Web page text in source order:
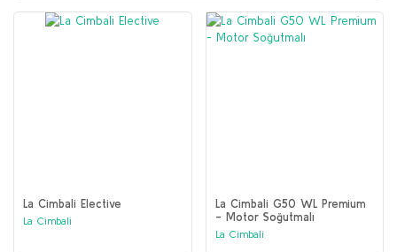
La Cimbali Elective
La Cimbali
La Cimbali G50 WL Premium
- Motor Soğutmalı
La Cimbali